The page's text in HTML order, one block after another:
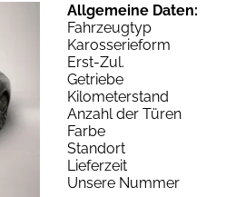
Allgemeine Daten:
Fahrzeugtyp
Karosserieform
Erst-Zul.
Getriebe
Kilometerstand
Anzahl der Türen
Farbe
Standort
Lieferzeit
Unsere Nummer